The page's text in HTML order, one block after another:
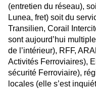
(entretien du réseau),
Lunea, fret) soit du
Transilien, Corail
sont aujourd’hui
de l’intérieur), RFF,
Activités Ferroviaires),
sécurité Ferroviaire),
locales (elle s’est